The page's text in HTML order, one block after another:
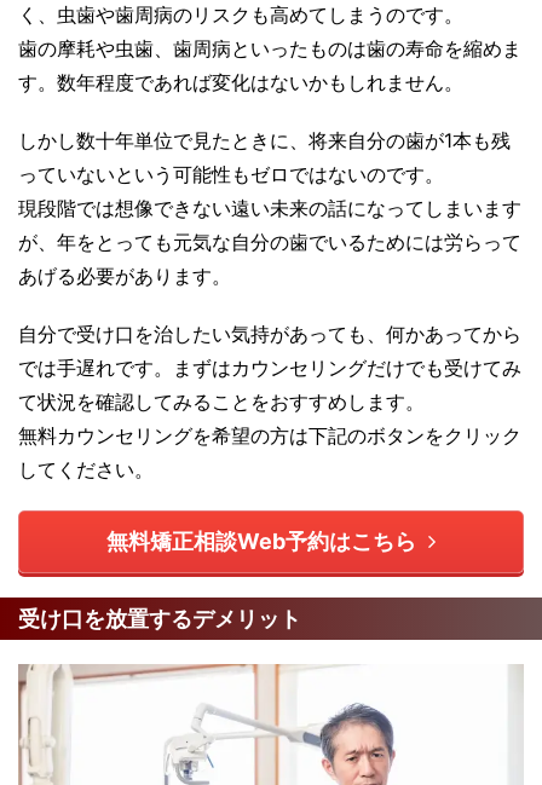
く、虫歯や歯周病のリスクも高めてしまうのです。
歯の摩耗や虫歯、歯周病といったものは歯の寿命を縮めま
す。数年程度であれば変化はないかもしれません。
しかし数十年単位で見たときに、将来自分の歯が1本も残
っていないという可能性もゼロではないのです。
現段階では想像できない遠い未来の話になってしまいます
が、年をとっても元気な自分の歯でいるためには労らって
あげる必要があります。
自分で受け口を治したい気持があっても、何かあってから
では手遅れです。まずはカウンセリングだけでも受けてみ
て状況を確認してみることをおすすめします。
無料カウンセリングを希望の方は下記のボタンをクリック
してください。
無料矯正相談Web予約はこちら
受け口を放置するデメリット